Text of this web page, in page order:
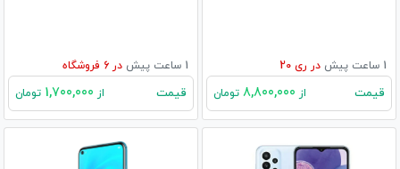
1 ساعت پیش در ری 20
قیمت از تومان
1 ساعت پیش در فروشگاه
قیمت از تومان